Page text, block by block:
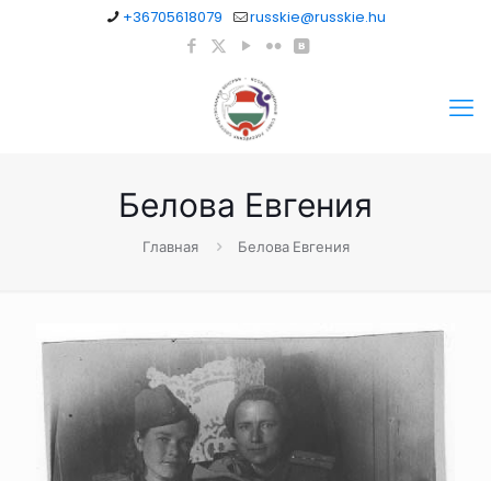
+36705618079 russkie@russkie.hu
Белова Евгения
Главная Белова Евгения